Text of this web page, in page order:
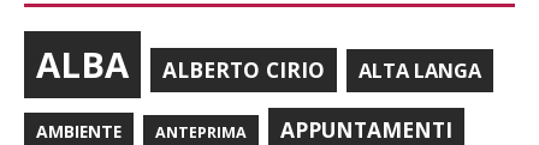
ALBA ALBERTO CIRIO ALTA LANGA
AMBIENTE ANTEPRIMA APPUNTAMENTI